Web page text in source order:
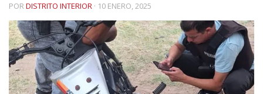
PORDISTRITO INTERIOR · 10 ENERO, 2025